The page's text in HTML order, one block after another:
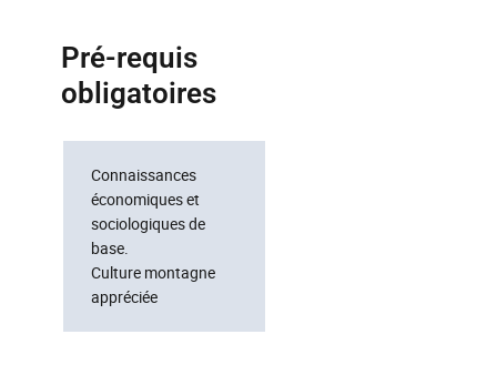
Pré-requis
obligatoires
Connaissances
économiques et
sociologiques de
base.
Culture montagne
appréciée